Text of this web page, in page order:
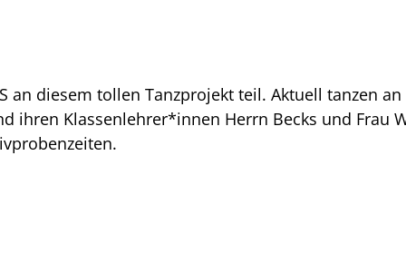
an diesem tollen Tanzprojekt teil. Aktuell tanzen
ihren Klassenlehrer*innen Herrn Becks und Frau